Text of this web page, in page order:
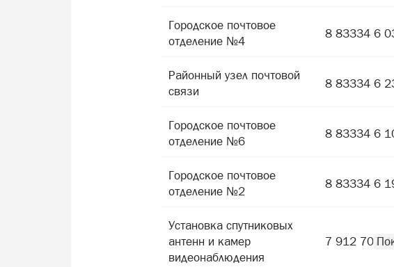
Городское почтовое
отделение №4
8 83334 6
Районный узел почтовой
связи
8 83334 6
Городское почтовое
отделение №6
8 83334 6
Городское почтовое
отделение №2
8 83334 6
Установка спутниковых
антенн и камер
видеонаблюдения
7 912 707